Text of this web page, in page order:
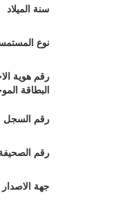
سنة الميلاد
نوع
رقم هوية
البطاقة
رقم السجل
رقم
جهة الاصدار